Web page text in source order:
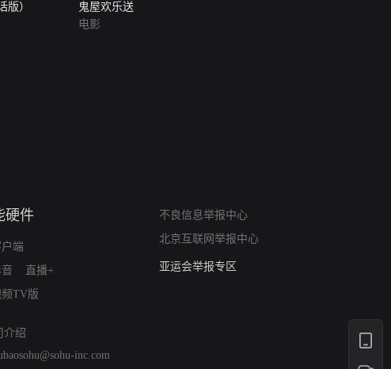
版）
鬼屋欢乐送
电影
硬件
端
直播+
TV版
不良信息举报中心
北京互联网举报中心
算法推荐专项举报
亚运会举报专区
介绍
inc.com